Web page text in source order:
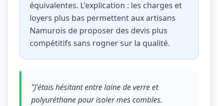
équivalentes. L'explication : les charges et
loyers plus bas permettent aux artisans
Namurois de proposer des devis plus
compétitifs sans rogner sur la qualité.
"J'étais hésitant entre laine de verre et
polyuréthane pour isoler mes combles.